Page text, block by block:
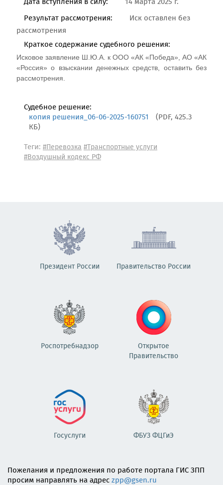
Результат рассмотрения:
Иск оставлен без
рассмотрения
Краткое содержание судебного решения:
Исковое заявление Ш.Ю.А. к ООО «АК «Победа», АО «АК
«Россия» о взыскании денежных средств, оставить без
рассмотрения.
Судебное решение:
копия решения_06-06-2025-160751
(PDF, 425.3
КБ)
Теги: #Перевозка#Транспортные услуги
#Воздушный кодекс РФ
Президент России Правительство России
Роспотребнадзор
Открытое
Правительство
Госуслуги ФБУЗ ФЦГиЭ
Пожелания и предложения по работе портала ГИС ЗПП
просим направлять на адресzpp@gsen.ru